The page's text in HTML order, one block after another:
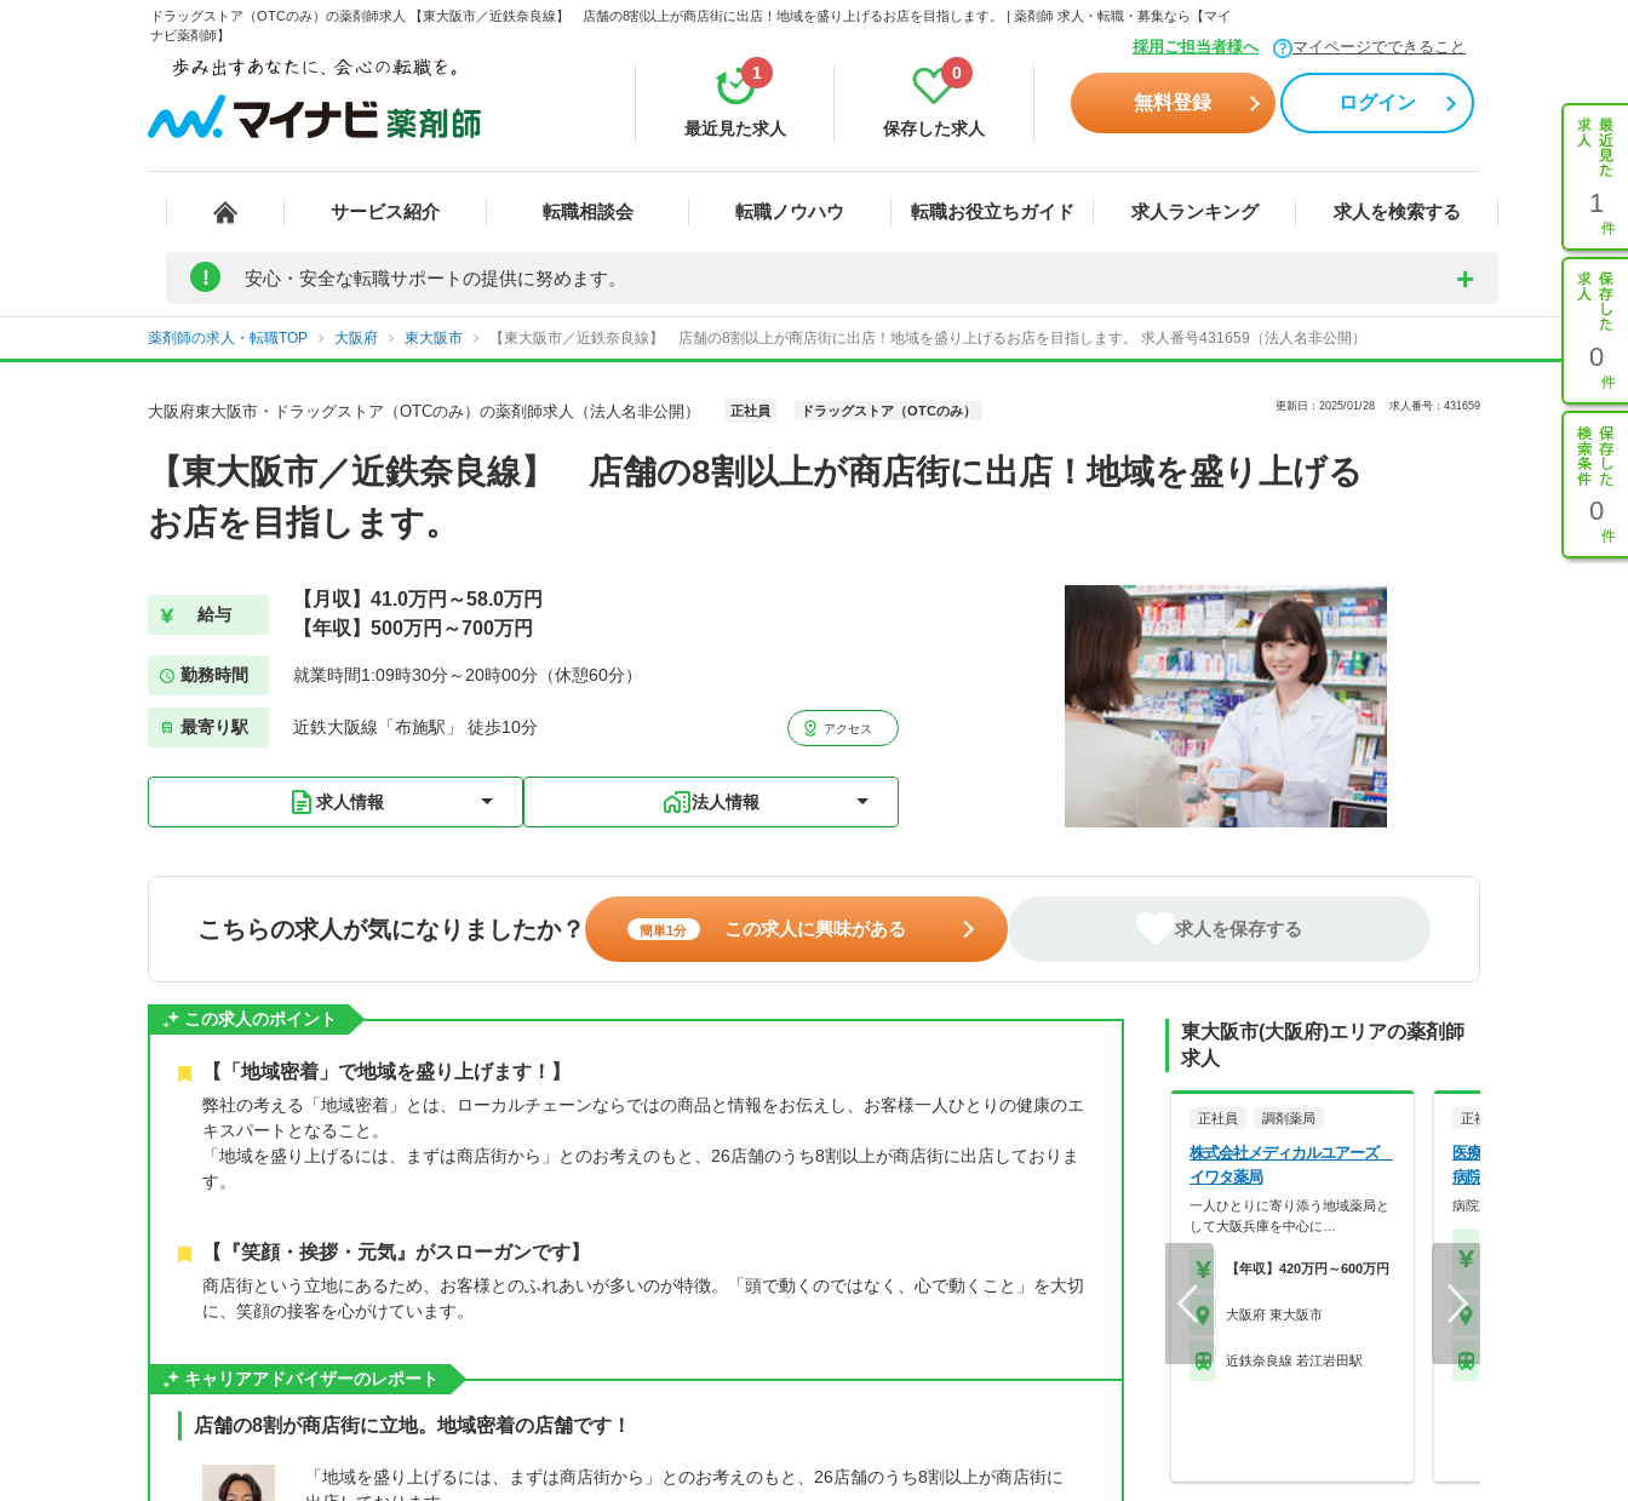
ドラッグストア（OTCのみ）の薬剤師求人 【東大阪市／近鉄奈良線】 店舗の8割以上が商店街に出店！地域を盛り上げるお店を目指します。 | 薬剤師 求人・転職・募集なら【マイ
ナビ薬剤師】
採用ご担当者様へ マイページでできること
最近見た求人
1
保存した求人
0
無料登録 ログイン
サービス紹介 転職相談会 転職ノウハウ 転職お役立ちガイド 求人ランキング 求人を検索する 1
0
0
! 安心・安全な転職サポートの提供に努めます。
薬剤師の求人・転職TOP 大阪府 東大阪市 【東大阪市／近鉄奈良線】 店舗の8割以上が商店街に出店！地域を盛り上げるお店を目指します。 求人番号431659（法人名非公開）
大阪府東大阪市・ドラッグストア（OTCのみ）の薬剤師求人（法人名非公開） 正社員 ドラッグストア（OTCのみ） 更新日：2025/01/28 求人番号：431659
【東大阪市／近鉄奈良線】 店舗の8割以上が商店街に出店！地域を盛り上げる
お店を目指します。
給与
【月収】41.0万円～58.0万円
【年収】500万円～700万円
勤務時間 就業時間1:09時30分～20時00分（休憩60分）
最寄り駅 近鉄大阪線「布施駅」 徒歩10分 アクセス
求人情報 法人情報
こちらの求人が気になりましたか？ 簡単1分 この求人に興味がある 求人を保存する
この求人のポイント
【「地域密着」で地域を盛り上げます！】
弊社の考える「地域密着」とは、ローカルチェーンならではの商品と情報をお伝えし、お客様一人ひとりの健康のエ
キスパートとなること。
「地域を盛り上げるには、まずは商店街から」とのお考えのもと、26店舗のうち8割以上が商店街に出店しておりま
す。
【『笑顔・挨拶・元気』がスローガンです】
商店街という立地にあるため、お客様とのふれあいが多いのが特徴。「頭で動くのではなく、心で動くこと」を大切
に、笑顔の接客を心がけています。
キャリアアドバイザーのレポート
店舗の8割が商店街に立地。地域密着の店舗です！
「地域を盛り上げるには、まずは商店街から」とのお考えのもと、26店舗のうち8割以上が商店街に
東大阪市(大阪府)エリアの薬剤師
求人
正社員 調剤薬局
株式会社メディカルユアーズ
イワタ薬局
一人ひとりに寄り添う地域薬局と
して大阪兵庫を中心に…
【年収】420万円～600万円
大阪府 東大阪市
近鉄奈良線 若江岩田駅
正社員
医療法人社団丸山会 八
病院
病院薬剤師の募集です！